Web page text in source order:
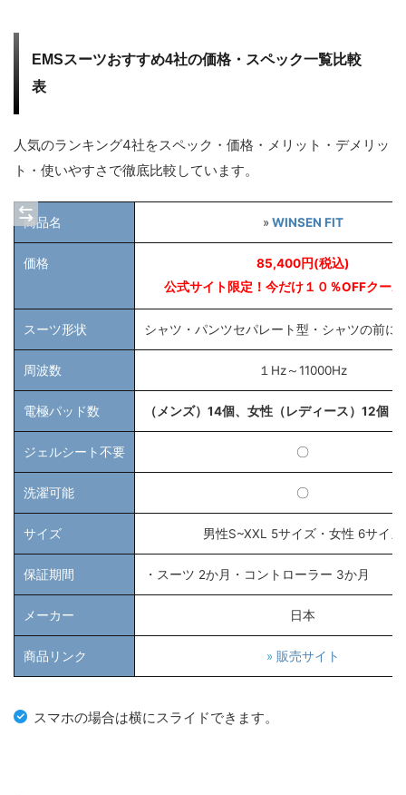
EMSスーツおすすめ4社の価格・スペック一覧比較
表
人気のランキング4社をスペック・価格・メリット・デメリッ
ト・使いやすさで徹底比較しています。
商品名 » WINSEN FIT
価格
85,400円(税込)
公式サイト限定！今だけ１０％OFFクー
スーツ形状 シャツ・パンツセパレート型・シャツの前に
周波数 １Hz～11000Hz
電極パッド数 （メンズ）14個、女性（レディース）12個
ジェルシート不要 〇
洗濯可能 〇
サイズ 男性S~XXL 5サイズ・女性 6サイズ
保証期間 ・スーツ 2か月・コントローラー 3か月
メーカー 日本
商品リンク » 販売サイト
スマホの場合は横にスライドできます。